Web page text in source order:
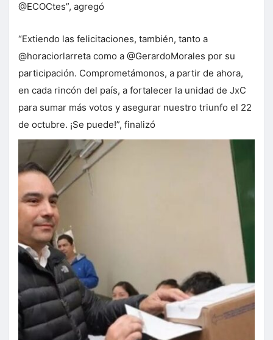
@ECOCtes”, agregó
“Extiendo las felicitaciones, también, tanto a
@horaciorlarreta como a @GerardoMorales por su
participación. Comprometámonos, a partir de ahora,
en cada rincón del país, a fortalecer la unidad de JxC
para sumar más votos y asegurar nuestro triunfo el 22
de octubre. ¡Se puede!”, finalizó